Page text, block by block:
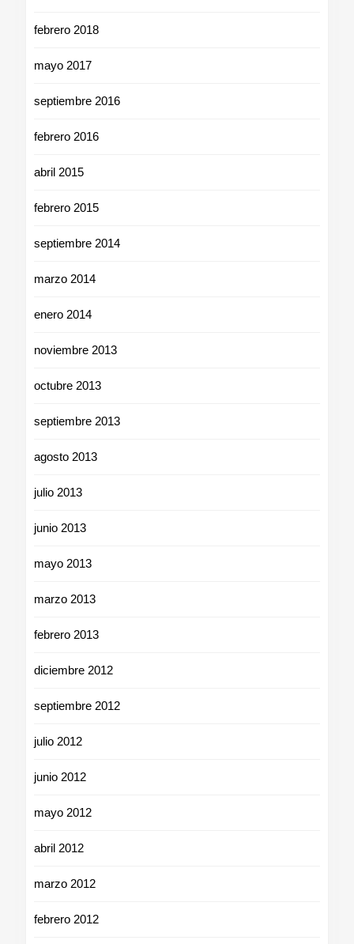
febrero 2018
mayo 2017
septiembre 2016
febrero 2016
abril 2015
febrero 2015
septiembre 2014
marzo 2014
enero 2014
noviembre 2013
octubre 2013
septiembre 2013
agosto 2013
julio 2013
junio 2013
mayo 2013
marzo 2013
febrero 2013
diciembre 2012
septiembre 2012
julio 2012
junio 2012
mayo 2012
abril 2012
marzo 2012
febrero 2012